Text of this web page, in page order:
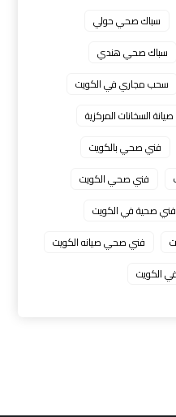
سباك صحي حولي
سباك صحي هندي
سحب مجاري في الكويت
صيانة السخانات المركزية
فني صحي بالكويت
فني صحي الكويت
فني صحية في الكويت
فني صحي صيانه الكويت
الكويت